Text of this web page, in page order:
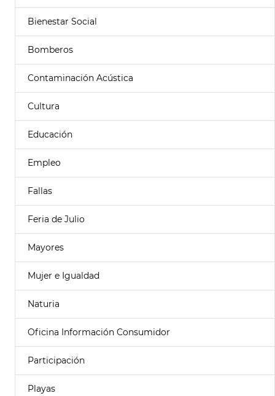
Bienestar Social
Bomberos
Contaminación Acústica
Cultura
Educación
Empleo
Fallas
Feria de Julio
Mayores
Mujer e Igualdad
Naturia
Oficina Información Consumidor
Participación
Playas